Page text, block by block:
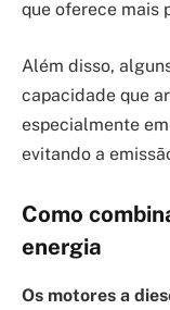
que oferece mais
Além disso,
capacidade que
especialmente
evitando a
Como
energia
Os motores a